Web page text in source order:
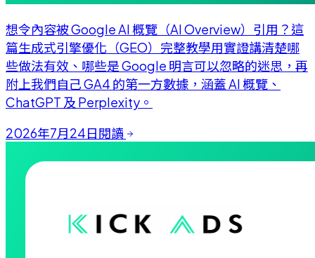
想令內容被 Google AI 概覽（AI Overview）引用？這
篇生成式引擎優化（GEO）完整教學用實證講清楚哪
些做法有效、哪些是 Google 明言可以忽略的迷思，再
附上我們自己 GA4 的第一方數據，涵蓋 AI 概覽、
ChatGPT 及 Perplexity。
2026年7月24日閱讀